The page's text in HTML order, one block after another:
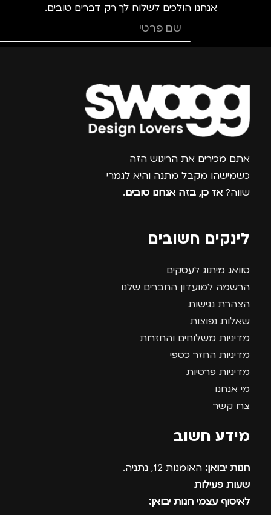
אנחנו הולכים לשלוח לך רק דברים טובים.
צרפו אותי למועדון
אתם מכירים את הריגוש הזה
כשמישהו מקבל מתנה והיא לגמרי
שווה? אז כן, בזה אנחנו טובים.
לינקים חשובים
סוואג מיתוג לעסקים
הרשמה למועדון החברים שלנו
הצהרת נגישות
שאלות נפוצות
מדיניות משלוחים והחזרות
מדיניות החזר כספי
מדיניות פרטיות
מי אנחנו
צרו קשר
מידע חשוב
חנות יבואן: האומנות 12, נתניה.
שעות פעילות
לאיסוף עצמי חנות יבואן: